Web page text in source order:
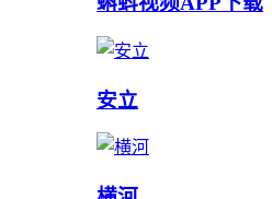
安立